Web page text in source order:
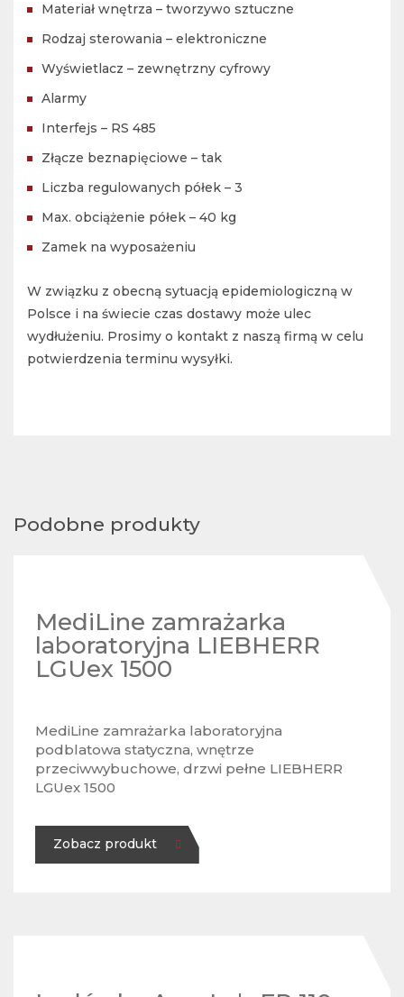
Materiał wnętrza – tworzywo sztuczne
Rodzaj sterowania – elektroniczne
Wyświetlacz – zewnętrzny cyfrowy
Alarmy
Interfejs – RS 485
Złącze beznapięciowe – tak
Liczba regulowanych półek – 3
Max. obciążenie półek – 40 kg
Zamek na wyposażeniu
W związku z obecną sytuacją epidemiologiczną w
Polsce i na świecie czas dostawy może ulec
wydłużeniu. Prosimy o kontakt z naszą firmą w celu
potwierdzenia terminu wysyłki.
Podobne produkty
MediLine zamrażarka
laboratoryjna LIEBHERR
LGUex 1500
MediLine zamrażarka laboratoryjna
podblatowa statyczna, wnętrze
przeciwwybuchowe, drzwi pełne LIEBHERR
LGUex 1500
Zobacz produkt